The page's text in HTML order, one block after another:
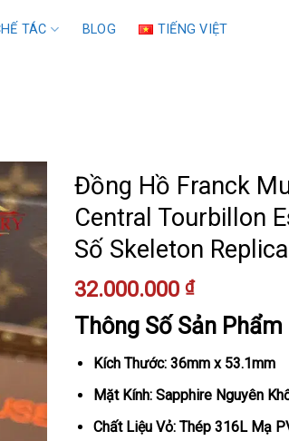
TÁC BLOG TIẾNG VIỆT
Đồng Hồ Franck
Central Tourbillon
Số Skeleton
32.000.000 ₫
Thông Số Sản Phẩm
Kích Thước: 36mm x 53.1mm
Mặt Kính: Sapphire Nguyên
Chất Liệu Vỏ: Thép 316L Mạ